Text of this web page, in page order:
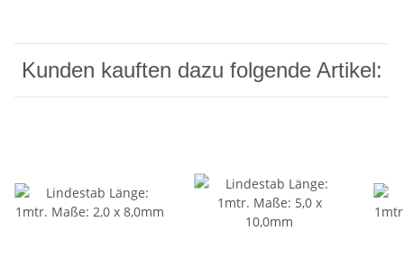
Kunden kauften dazu folgende Artikel: